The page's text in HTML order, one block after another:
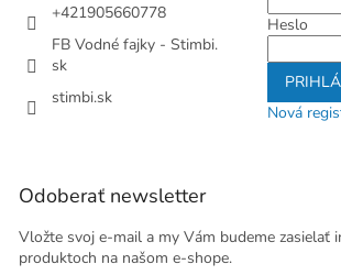
+421905660778
FB Vodné fajky - Stimbi.
sk
stimbi.sk
Heslo
Nová
Odoberať newsletter
Vložte svoj e-mail a my Vám budeme zasielať
produktoch na našom e-shope.